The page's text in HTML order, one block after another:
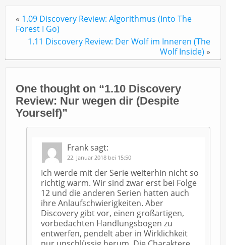
« 1.09 Discovery Review: Algorithmus (Into The
Forest I Go)
1.11 Discovery Review: Der Wolf im Inneren (The
Wolf Inside) »
One thought on “1.10 Discovery
Review: Nur wegen dir (Despite
Yourself)”
Frank sagt:
22. Januar 2018 bei 15:50
Ich werde mit der Serie weiterhin nicht so
richtig warm. Wir sind zwar erst bei Folge
12 und die anderen Serien hatten auch
ihre Anlaufschwierigkeiten. Aber
Discovery gibt vor, einen großartigen,
vorbedachten Handlungsbogen zu
entwerfen, pendelt aber in Wirklichkeit